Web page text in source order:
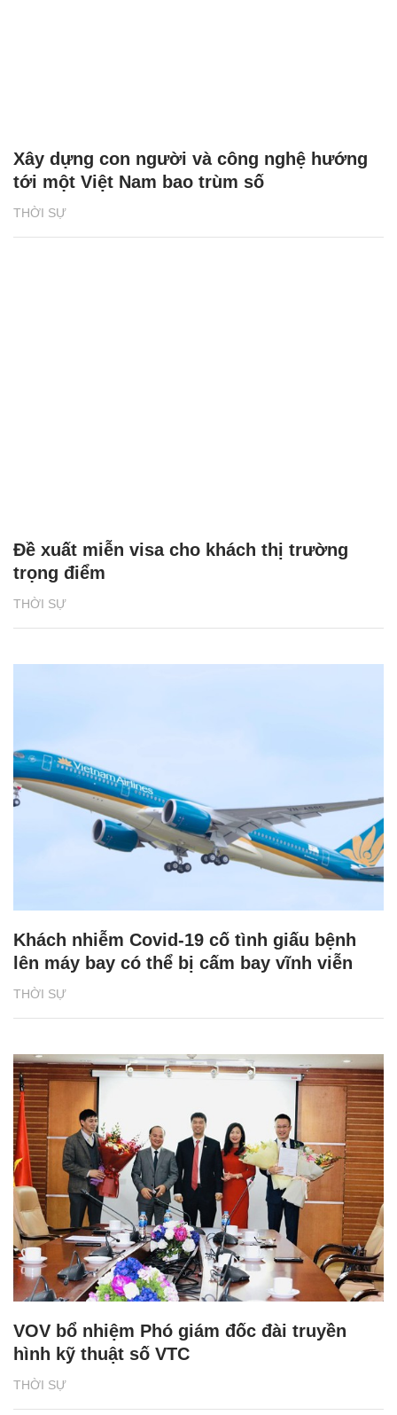
THỜI SỰ
Xây dựng con người và công nghệ hướng
tới một Việt Nam bao trùm số
THỜI SỰ
Đề xuất miễn visa cho khách thị trường
trọng điểm
THỜI SỰ
Khách nhiễm Covid-19 cố tình giấu bệnh
lên máy bay có thể bị cấm bay vĩnh viễn
THỜI SỰ
VOV bổ nhiệm Phó giám đốc đài truyền
hình kỹ thuật số VTC